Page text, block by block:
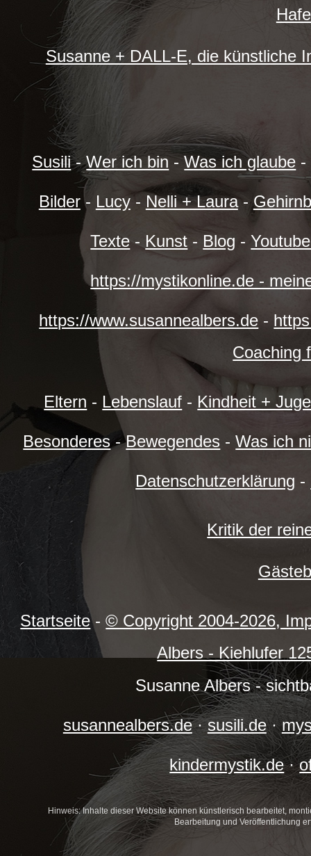
Susanne + DALL-E, die künstliche
Susili-Wer ich bin -Was ich glaube -
Bilder- Lucy- Nelli + Laura-
Texte- Kunst - Blog -
https://mystikonline.de -
https://www.susannealbers.de -
Coaching
Eltern - Lebenslauf - Kindheit +
Besonderes-Bewegendes -Was ich
Datenschutzerklärung -
Kritik der
Startseite-© Copyright 2004-2026,
Albers - Kiehlufer
Susanne Albers -
susannealbers.de·susili.de·
kindermystik.de·
Hinweis: Inhalte dieser Website können künstlerisch bearbeitet,
Bearbeitung und Veröffentlichung